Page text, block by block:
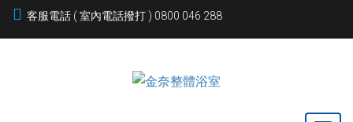
客服電話 ( 室內電話撥打 ) 0800 046 288